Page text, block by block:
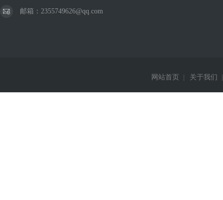
邮箱：2355749626@qq.com
网站首页 关于我们